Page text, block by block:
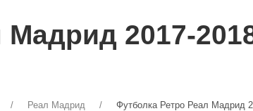
Мадрид 2017-
Реал Мадрид Футболка Ретро Реал Мадрид